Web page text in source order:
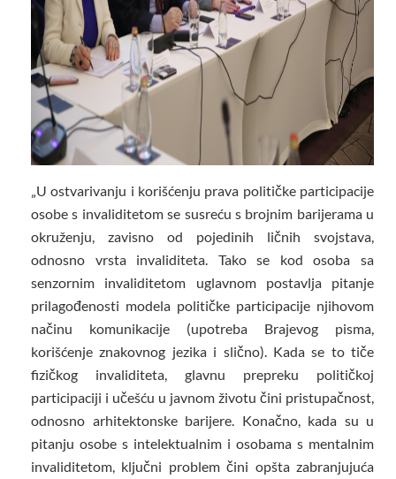
„U ostvarivanju i korišćenju prava političke participacije
osobe s invaliditetom se susreću s brojnim barijerama u
okruženju, zavisno od pojedinih ličnih svojstava,
odnosno vrsta invaliditeta. Tako se kod osoba sa
senzornim invaliditetom uglavnom postavlja pitanje
prilagođenosti modela političke participacije njihovom
načinu komunikacije (upotreba Brajevog pisma,
korišćenje znakovnog jezika i slično). Kada se to tiče
fizičkog invaliditeta, glavnu prepreku političkoj
participaciji i učešću u javnom životu čini pristupačnost,
odnosno arhitektonske barijere. Konačno, kada su u
pitanju osobe s intelektualnim i osobama s mentalnim
invaliditetom, ključni problem čini opšta zabranjujuća